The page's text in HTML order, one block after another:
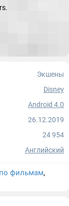
Экшены
Disney
Android 4.0
26.12.2019
24 954
Английский
фильмам,